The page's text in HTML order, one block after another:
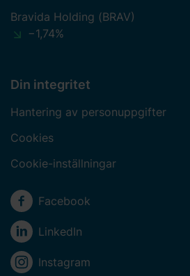
Bravida Holding (BRAV)
−1,74%
Din integritet
Hantering av personuppgifter
Cookies
Cookie-inställningar
Sociala medier
Facebook
LinkedIn
Instagram